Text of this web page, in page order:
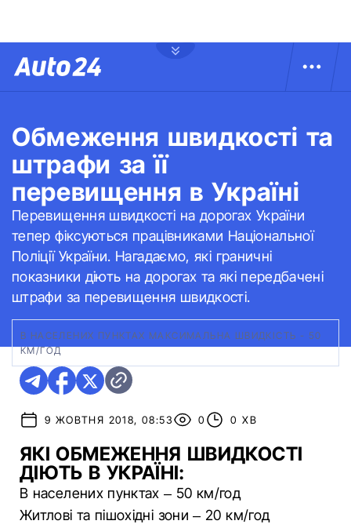
Обмеження швидкості та
штрафи за її
перевищення в Україні
Перевищення швидкості на дорогах України
тепер фіксуються працівниками Національної
Поліції України. Нагадаємо, які граничні
показники діють на дорогах та які передбачені
штрафи за перевищення швидкості.
В НАСЕЛЕНИХ ПУНКТАХ МАКСИМАЛЬНА ШВИДКІСТЬ - 50
КМ/ГОД
9 ЖОВТНЯ 2018, 08:53 0 0 ХВ
ЯКІ ОБМЕЖЕННЯ ШВИДКОСТІ
ДІЮТЬ В УКРАЇНІ:
В населених пунктах – 50 км/год
Житлові та пішохідні зони – 20 км/год